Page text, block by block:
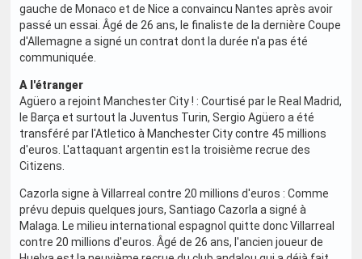
gauche de Monaco et de Nice a convaincu Nantes après avoir
passé un essai. Âgé de 26 ans, le finaliste de la dernière Coupe
d'Allemagne a signé un contrat dont la durée n'a pas été
communiquée.
A l'étranger
Agüero a rejoint Manchester City ! : Courtisé par le Real Madrid,
le Barça et surtout la Juventus Turin, Sergio Agüero a été
transféré par l'Atletico à Manchester City contre 45 millions
d'euros. L'attaquant argentin est la troisième recrue des
Citizens.
Cazorla signe à Villarreal contre 20 millions d'euros : Comme
prévu depuis quelques jours, Santiago Cazorla a signé à
Malaga. Le milieu international espagnol quitte donc Villarreal
contre 20 millions d'euros. Âgé de 26 ans, l'ancien joueur de